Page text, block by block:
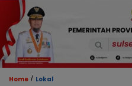
Home / Lokal